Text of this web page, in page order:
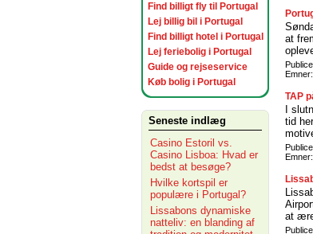
Find billigt fly til Portugal
Lej billig bil i Portugal
Find billigt hotel i Portugal
Lej feriebolig i Portugal
Guide og rejseservice
Køb bolig i Portugal
Seneste indlæg
Casino Estoril vs.
Casino Lisboa: Hvad er
bedst at besøge?
Hvilke kortspil er
populære i Portugal?
Lissabons dynamiske
natteliv: en blanding af
at
Emner:
TAP
I
tid
Emner:
at